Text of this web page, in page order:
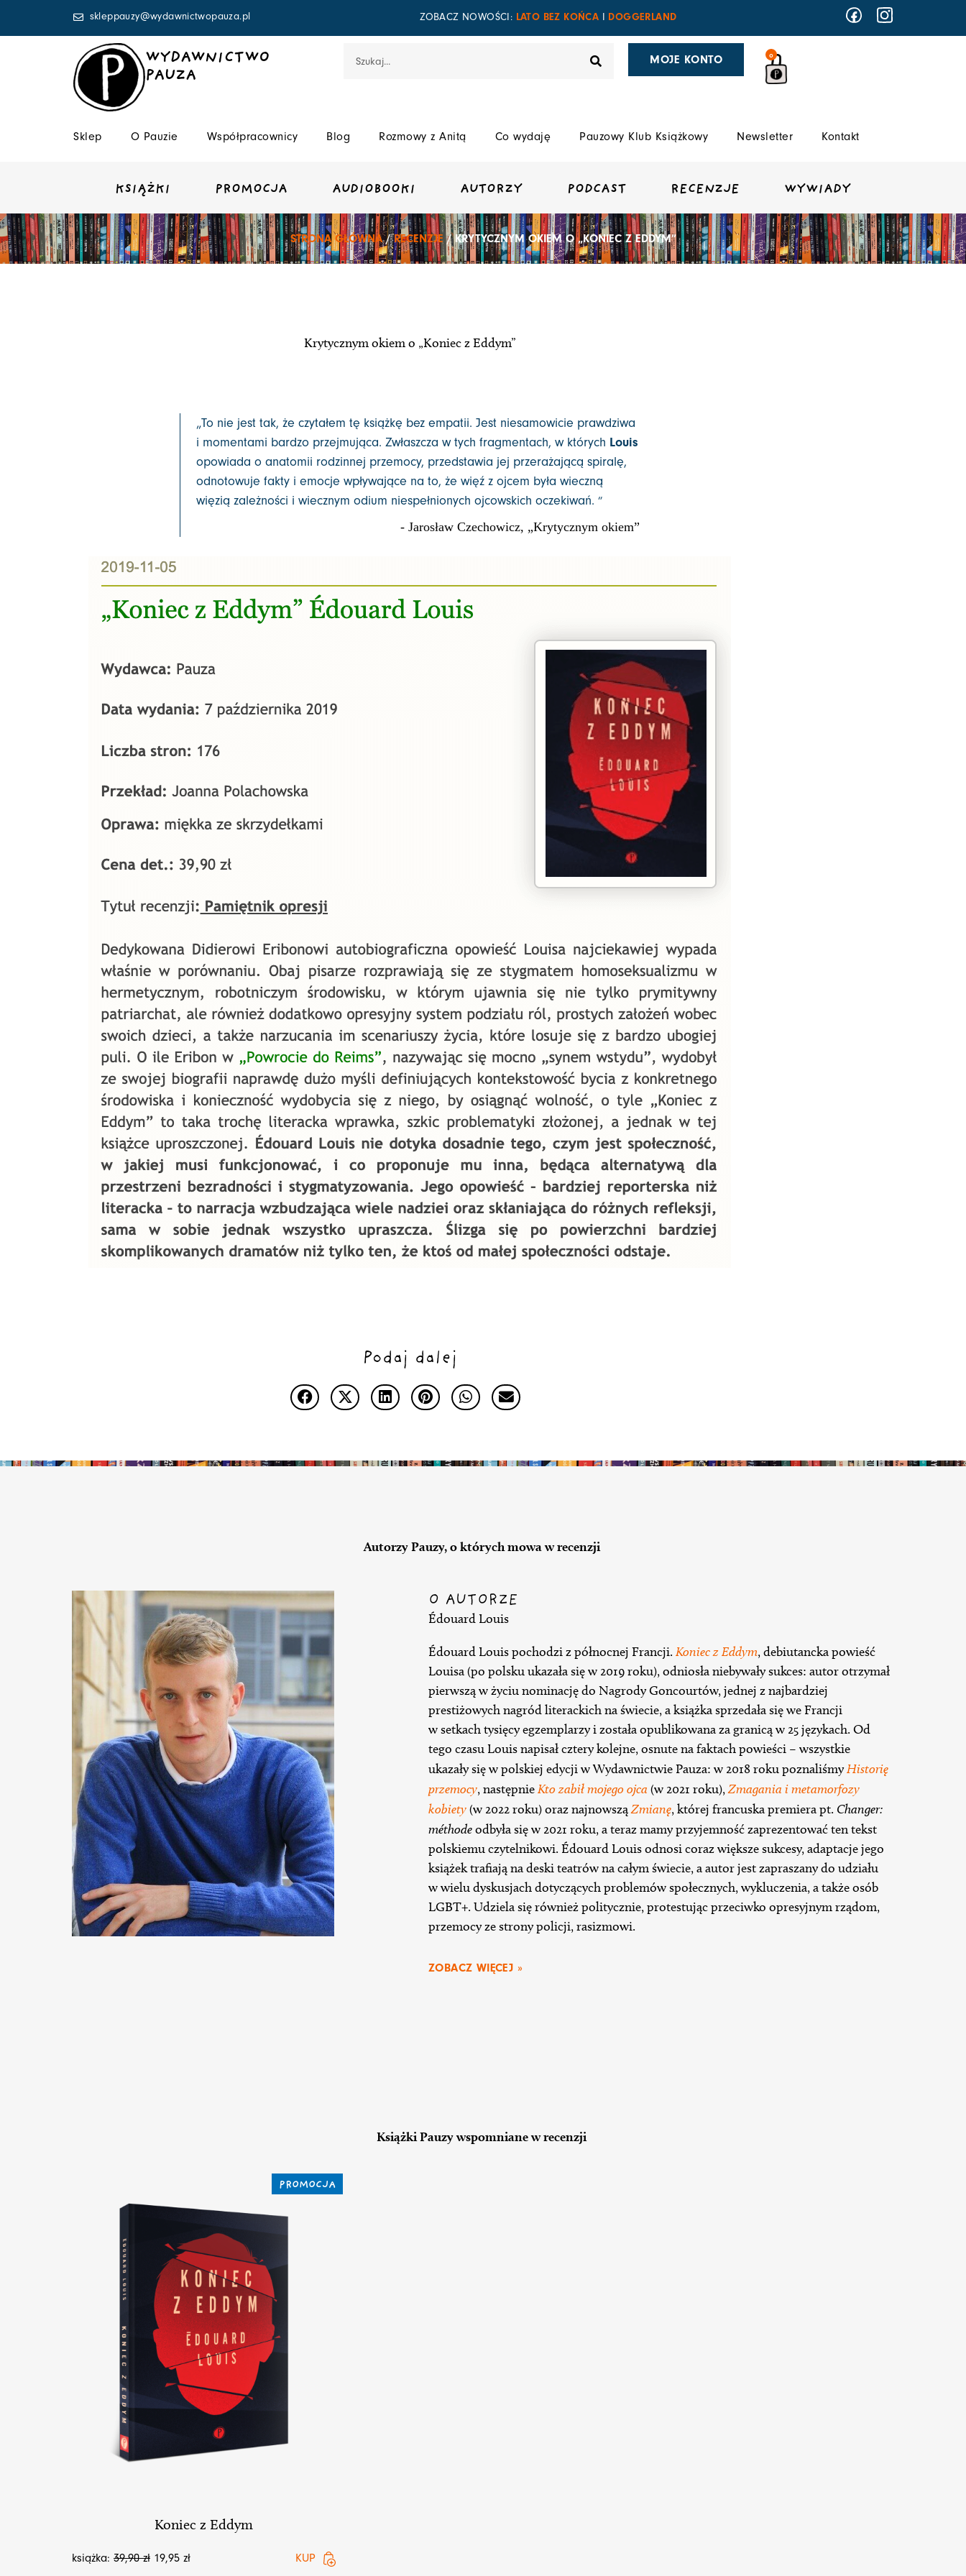
skleppauzy@wydawnictwopauza.pl ZOBACZ NOWOŚCI: LATO BEZ KOŃCA DOGGERLAND
WYDAWNICTWO
PAUZA
MOJE KONTO 0
Sklep O Pauzie Współpracownicy Blog Rozmowy z Anitą Co wydaję Pauzowy Klub Książkowy Newsletter Kontakt
KSIĄŻKI PROMOCJA AUDIOBOOKI AUTORZY PODCAST RECENZJE WYWIADY
STRONA GŁÓWNA/RECENZJE/ KRYTYCZNYM OKIEM O „KONIEC Z EDDYM”
Krytycznym okiem o „Koniec z Eddym”
„To nie jest tak, że czytałem tę książkę bez empatii. Jest niesamowicie prawdziwa
i momentami bardzo przejmująca. Zwłaszcza w tych fragmentach, w których Louis
opowiada o anatomii rodzinnej przemocy, przedstawia jej przerażającą spiralę,
odnotowuje fakty i emocje wpływające na to, że więź z ojcem była wieczną
więzią zależności i wiecznym odium niespełnionych ojcowskich oczekiwań. ”
- Jarosław Czechowicz, „Krytycznym okiem”
Podaj dalej
Autorzy Pauzy, o których mowa w recenzji
O AUTORZE
Édouard Louis
Édouard Louis pochodzi z północnej Francji. Koniec z Eddym, debiutancka powieść
Louisa (po polsku ukazała się w 2019 roku), odniosła niebywały sukces: autor otrzymał
pierwszą w życiu nominację do Nagrody Goncourtów, jednej z najbardziej
prestiżowych nagród literackich na świecie, a książka sprzedała się we Francji
w setkach tysięcy egzemplarzy i została opublikowana za granicą w 25 językach. Od
tego czasu Louis napisał cztery kolejne, osnute na faktach powieści – wszystkie
ukazały się w polskiej edycji w Wydawnictwie Pauza: w 2018 roku poznaliśmyHistorię
przemocy, następnieKto zabił mojego ojca (w 2021 roku),Zmagania i metamorfozy
kobiety(w 2022 roku) oraz najnowsząZmianę, której francuska premiera pt. Changer:
méthodeodbyła się w 2021 roku, a teraz mamy przyjemność zaprezentować ten tekst
polskiemu czytelnikowi. Édouard Louis odnosi coraz większe sukcesy, adaptacje jego
książek trafiają na deski teatrów na całym świecie, a autor jest zapraszany do udziału
w wielu dyskusjach dotyczących problemów społecznych, wykluczenia, a także osób
LGBT+. Udziela się również politycznie, protestując przeciwko opresyjnym rządom,
przemocy ze strony policji, rasizmowi.
ZOBACZ WIĘCEJ »
Książki Pauzy wspomniane w recenzji
PROMOCJA
Koniec z Eddym
książka: 39,90zł 19,95 zł KUP